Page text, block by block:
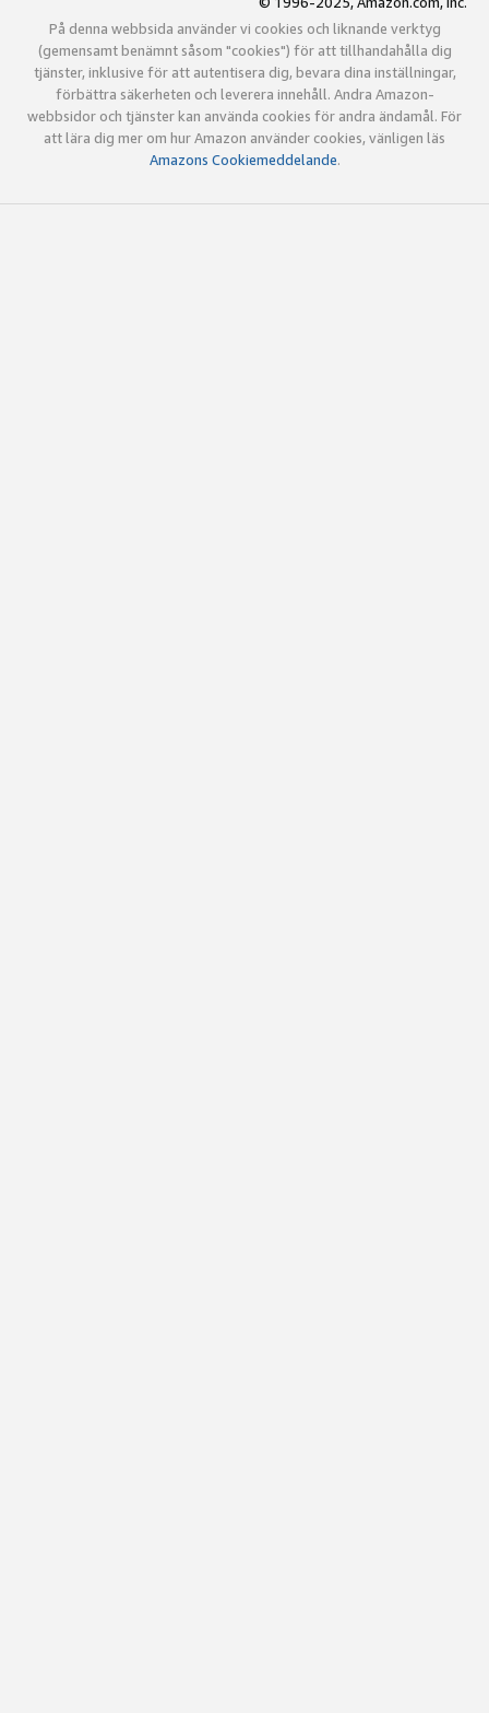
På denna webbsida använder vi cookies och liknande verktyg
(gemensamt benämnt såsom "cookies") för att tillhandahålla dig
tjänster, inklusive för att autentisera dig, bevara dina inställningar,
förbättra säkerheten och leverera innehåll. Andra Amazon-
webbsidor och tjänster kan använda cookies för andra ändamål. För
att lära dig mer om hur Amazon använder cookies, vänligen läs
Amazons Cookiemeddelande.